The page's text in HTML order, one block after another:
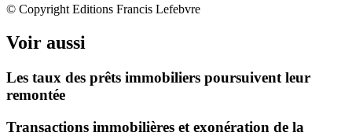
© Copyright Editions Francis Lefebvre
Voir aussi
Les taux des prêts immobiliers poursuivent leur
remontée
Transactions immobilières et exonération de la